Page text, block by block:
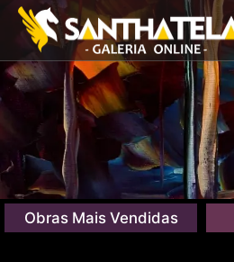
Obras Mais Vendidas